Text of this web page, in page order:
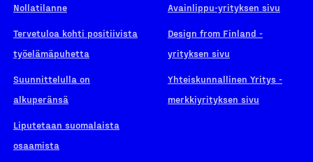
Nollatilanne
Tervetuloa kohti positiivista
työelämäpuhetta
Suunnittelulla on
alkuperänsä
Liputetaan suomalaista
osaamista
Avainlippu-yrityksen sivu
Design from Finland -
yrityksen sivu
Yhteiskunnallinen Yritys -
merkkiyrityksen sivu